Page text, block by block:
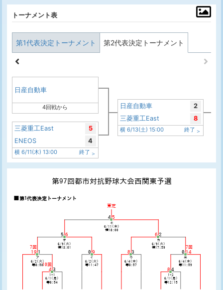
トーナメント表
第1代表決定トーナメント 第2代表決定トーナメント
日産自動車
4回戦から
三菱重工East
5
ENEOS
4
横 6/11(木) 13:00 終了
日産自動車
2
三菱重工East
8
横 6/13(土) 15:00 終了